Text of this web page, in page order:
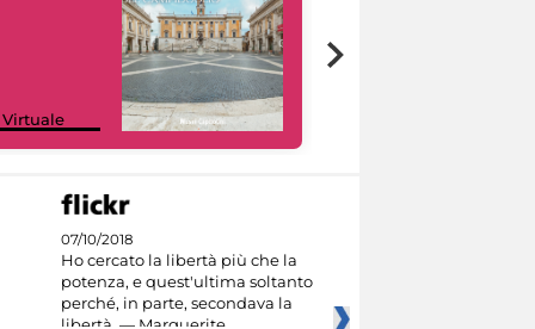
Virtuale
07/10/2018
Ho cercato la libertà più che la
potenza, e quest'ultima soltanto
perché, in parte, secondava la
libertà. — Marguerite